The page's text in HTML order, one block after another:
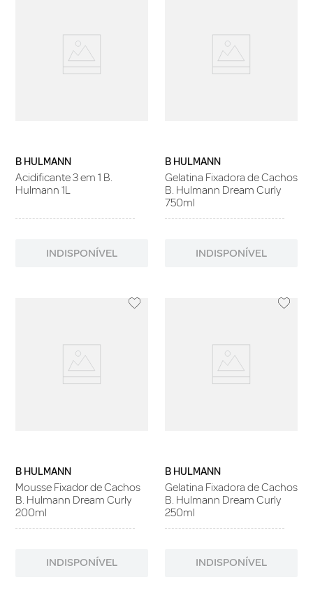
B HULMANN
Acidificante 3 em 1 B.
Hulmann 1L
INDISPONÍVEL
B HULMANN
Gelatina Fixadora de Cachos
B. Hulmann Dream Curly
750ml
INDISPONÍVEL
B HULMANN
Mousse Fixador de Cachos
B. Hulmann Dream Curly
200ml
INDISPONÍVEL
B HULMANN
Gelatina Fixadora de Cachos
B. Hulmann Dream Curly
250ml
INDISPONÍVEL